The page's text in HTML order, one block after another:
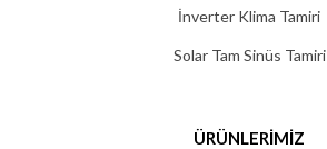
İnverter Klima Tamiri
Solar Tam Sinüs Tamiri
ÜRÜNLERIMIZ